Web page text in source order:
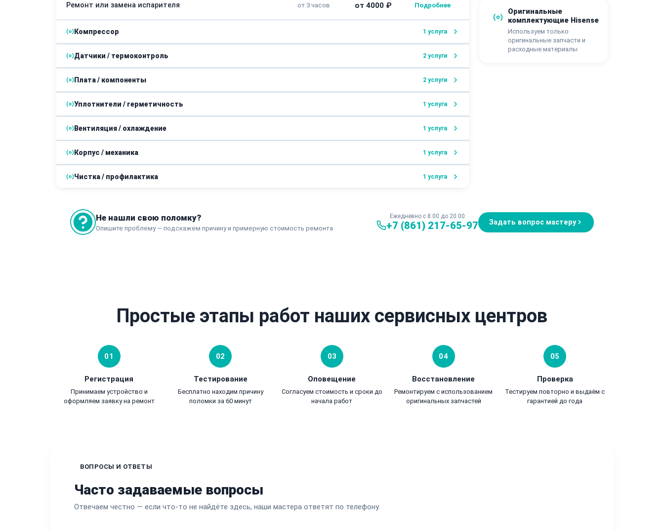
Ремонт или замена испарителя от 3 часов от 4000 ₽
Компрессор 1 услуга
Замена компрессора
Датчики / термоконтроль 2 услуги
Замена терморегулятора (термостата)
Замена датчика температуры
Плата / компоненты 2 услуги
Ремонт или замена пускового реле
Ремонт электронного модуля управления
Уплотнители / герметичность 1 услуга
Замена уплотнителя двери
Вентиляция / охлаждение 1 услуга
Замена вентилятора системы охлаждения
Корпус / механика 1 услуга
Устранение шума или вибрации
Чистка / профилактика 1 услуга
Оригинальные
комплектующие Hisense
Используем только
оригинальные запчасти и
расходные материалы
Не нашли свою поломку?
Опишите проблему — подскажем причину и примерную стоимость ремонта
Ежедневно с 8:00 до 20:00
+7 (861) 217-65-97 Задать вопрос мастеру
Простые этапы работ наших сервисных центров
01
Регистрация
Принимаем устройство и
оформляем заявку на ремонт
02
Тестирование
Бесплатно находим причину
поломки за 60 минут
03
Оповещение
Согласуем стоимость и сроки до
начала работ
04
Восстановление
Ремонтируем с использованием
оригинальных запчастей
05
Проверка
Тестируем повторно и выдаём с
гарантией до года
ВОПРОСЫ И ОТВЕТЫ
Часто задаваемые вопросы
Отвечаем честно — если что-то не найдёте здесь, наши мастера ответят по телефону.